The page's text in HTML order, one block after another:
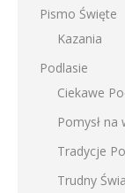
Pismo Święte
Kazania
Podlasie
Ciekawe
Pomysł na
Tradycje
Trudny